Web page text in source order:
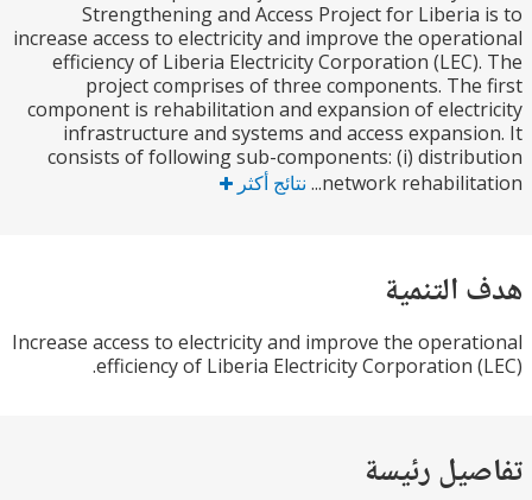
Strengthening and Access Project for
increase access to electricity and improve the
efficiency of Liberia Electricity Corporation
project comprises of three components.
component is rehabilitation and expansion of
infrastructure and systems and access
consists of following sub-components: (i)
network نتائج أكثر
Increase access to electricity and improve the
efficiency of Liberia Electricity Corporation
رئيسة